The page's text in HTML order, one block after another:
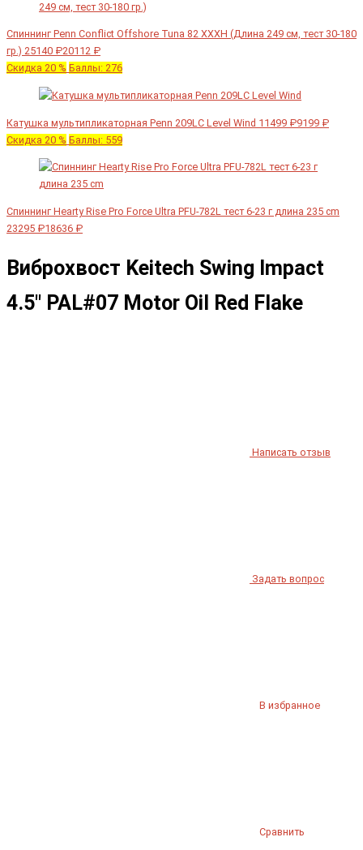
Спиннинг Penn Conflict Offshore Tuna 82 XXXH (Длина 249 см, тест 30-180
гр.) 25140 ₽20112 ₽
Скидка 20 % Баллы: 276
Катушка мультипликаторная Penn 209LC Level Wind 11499 ₽9199 ₽
Скидка 20 % Баллы: 559
Спиннинг Hearty Rise Pro Force Ultra PFU-782L тест 6-23 г длина 235 cm
23295 ₽18636 ₽
Виброхвост Keitech Swing Impact
4.5" PAL#07 Motor Oil Red Flake
Написать отзыв
Задать вопрос
В избранное
Сравнить